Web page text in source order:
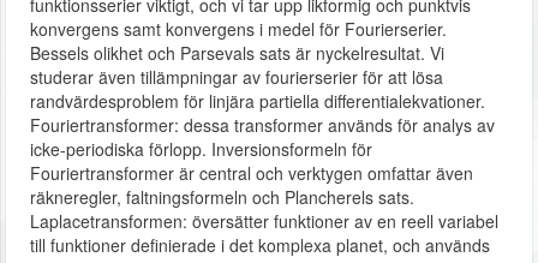
funktionsserier viktigt, och vi tar upp likformig och punktvis
konvergens samt konvergens i medel för Fourierserier.
Bessels olikhet och Parsevals sats är nyckelresultat. Vi
studerar även tillämpningar av fourierserier för att lösa
randvärdesproblem för linjära partiella differentialekvationer.
Fouriertransformer: dessa transformer används för analys av
icke-periodiska förlopp. Inversionsformeln för
Fouriertransformer är central och verktygen omfattar även
räkneregler, faltningsformeln och Plancherels sats.
Laplacetransformen: översätter funktioner av en reell variabel
till funktioner definierade i det komplexa planet, och används